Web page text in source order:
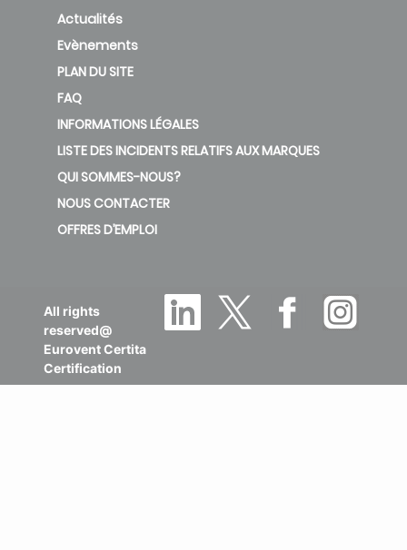
Actualités
Evènements
PLAN DU SITE
FAQ
INFORMATIONS LÉGALES
LISTE DES INCIDENTS RELATIFS AUX MARQUES
QUI SOMMES-NOUS?
NOUS CONTACTER
OFFRES D’EMPLOI
All rights
reserved@
Eurovent Certita
Certification